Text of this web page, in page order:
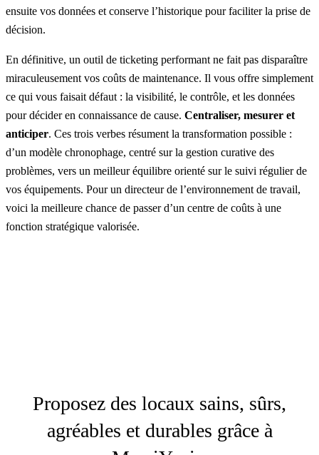
ensuite vos données et conserve l’historique pour faciliter la prise de
décision.
En définitive, un outil de ticketing performant ne fait pas disparaître
miraculeusement vos coûts de maintenance. Il vous offre simplement
ce qui vous faisait défaut : la visibilité, le contrôle, et les données
pour décider en connaissance de cause. Centraliser, mesurer et
anticiper. Ces trois verbes résument la transformation possible :
d’un modèle chronophage, centré sur la gestion curative des
problèmes, vers un meilleur équilibre orienté sur le suivi régulier de
vos équipements. Pour un directeur de l’environnement de travail,
voici la meilleure chance de passer d’un centre de coûts à une
fonction stratégique valorisée.
Proposez des locaux sains, sûrs,
agréables et durables grâce à